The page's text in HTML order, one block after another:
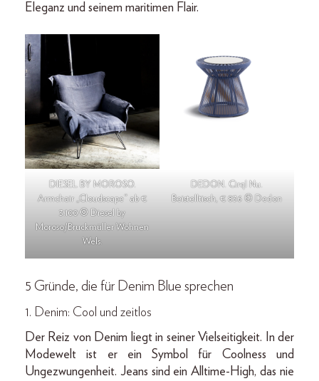
Eleganz und seinem maritimen Flair.
DIESEL BY MOROSO.
Armchair „Cloudscape“ ab €
3.100 © Diesel by
Moroso/Bruckmüller Wohnen
Wels.
DEDON. Cirql Nu.
Beistelltisch, € 836 © Dedon
5 Gründe, die für Denim Blue sprechen
1. Denim: Cool und zeitlos
Der Reiz von Denim liegt in seiner Vielseitigkeit. In der
Modewelt ist er ein Symbol für Coolness und
Ungezwungenheit. Jeans sind ein Alltime-High, das nie